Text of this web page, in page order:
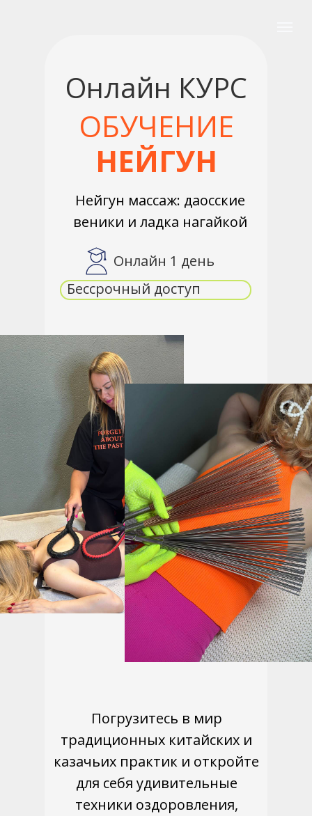
ОБУЧЕНИЕ
НЕЙГУН
Онлайн КУРС
Бессрочный доступ
Онлайн 1 день
Погрузитесь в мир
традиционных китайских и
казачьих практик и откройте
для себя удивительные
техники оздоровления,
Нейгун массаж: даосские
веники и ладка нагайкой